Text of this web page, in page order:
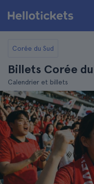
Corée du Sud
Billets Corée
Calendrier et billets